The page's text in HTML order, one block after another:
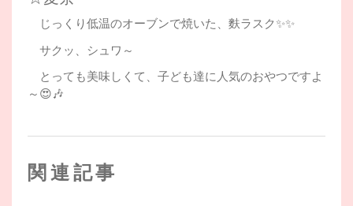
じっくり低温のオーブンで焼いた、麩ラスク✨✨
サクッ、シュワ～
とっても美味しくて、子ども達に人気のおやつですよ
～😍🎶
関連記事